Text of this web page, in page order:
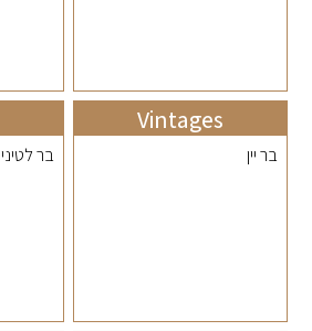
Vintages
בר יין בר לטיני